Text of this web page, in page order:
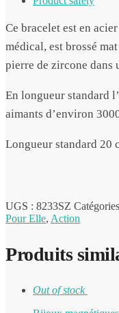
Ce bracelet est en
médical, est brossé
pierre de zircone dans
En longueur standard
aimants d’environ
Longueur standard 20
UGS : 8233SZ
Pour Elle, Action
Produits
Out of stock